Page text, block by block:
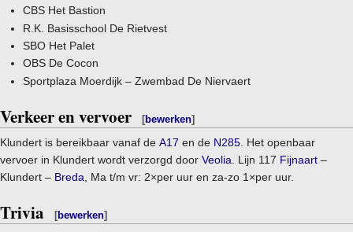
CBS Het Bastion
R.K. Basisschool De Rietvest
SBO Het Palet
OBS De Cocon
Sportplaza Moerdijk – Zwembad De Niervaert
Verkeer en vervoer [bewerken]
Klundert is bereikbaar vanaf de A17 en de N285 . Het openbaar
vervoer in Klundert wordt verzorgd door Veolia . Lijn 117 Fijnaart –
Klundert – Breda , Ma t/m vr: 2×per uur en za-zo 1×per uur.
Trivia [bewerken]